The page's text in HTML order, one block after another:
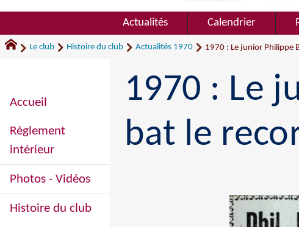
Actualités Calendrier
Le club Histoire du club Actualités 1970 1970 : Le junior Philippe
1970 : Le
bat le
Accueil
Règlement
intérieur
Photos - Vidéos
Histoire du club